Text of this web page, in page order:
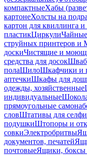
компактныеХабы
картонеХолсты на
картон для квиллинга
пластикЦиркули
струйных принтеров
доскиЧистящие и
средства для досок
полаШилоШкафчики и
аптечкиШкафы для
одежды, хозяйственные
индивидуальные
прямоугольные
словШтативы для селфи
подушкиШтопоры и
совкиЭлектробритвы
документов, печатей
почтовыеЯщики, боксы